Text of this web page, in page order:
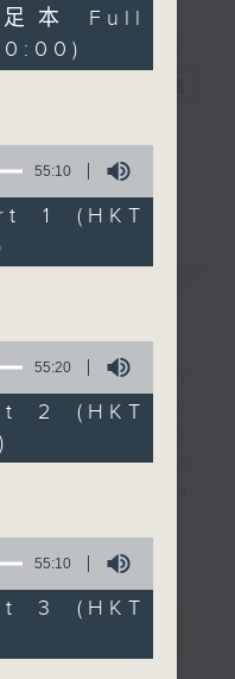
Lin
is your
on
for the early
connects
Kong’s
you need
for a morning
playlists to
heat, Livia
本 Full
55:10
1 (HKT
55:20
2 (HKT
55:10
3 (HKT